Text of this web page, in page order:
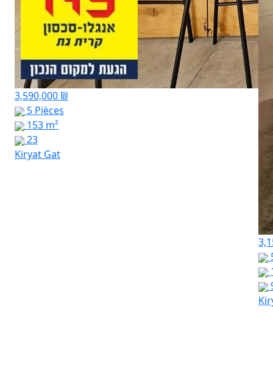
3,590,000 ₪
5 Pièces
153 m²
23
Kiryat Gat